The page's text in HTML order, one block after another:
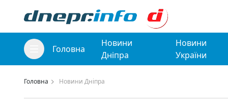
Головна
Новини
Дніпра
Новини
України
Головна Новини Дніпра